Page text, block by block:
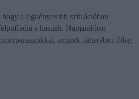
a legkényesebb szituációban
a hasunk. Napjainkban
aminek hátterében főleg